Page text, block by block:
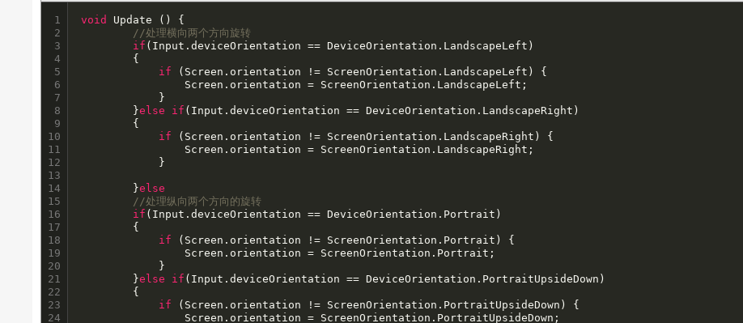
1
2
3
4
5
6
7
8
9
10
11
12
13
14
15
16
17
18
19
20
21
22
23
24
void
Update () {
//处理横向两个方向旋转
if (Input.deviceOrientation == DeviceOrientation.LandscapeLeft)
if (Screen.orientation != ScreenOrientation.LandscapeLeft) {
		}
else if (Input.deviceOrientation == DeviceOrientation.LandscapeRight)
if (Screen.orientation != ScreenOrientation.LandscapeRight) {
		}
else
//处理纵向两个方向的旋转
if (Input.deviceOrientation == DeviceOrientation.Portrait)
if (Screen.orientation != ScreenOrientation.Portrait) {
		}
else if (Input.deviceOrientation == DeviceOrientation.PortraitUpsideDown)
if (Screen.orientation != ScreenOrientation.PortraitUpsideDown) {